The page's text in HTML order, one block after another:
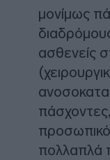
μονίμως
ασθενείς
προσωπικό
πολλαπλά